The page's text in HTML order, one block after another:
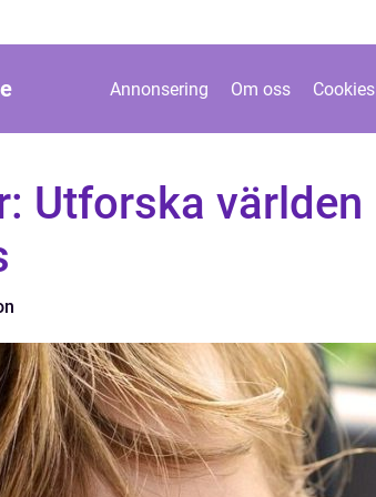
Annonsering Om oss Cookies
Utforska världen